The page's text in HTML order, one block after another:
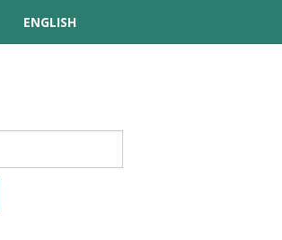
VIDEOS
ENGLISH